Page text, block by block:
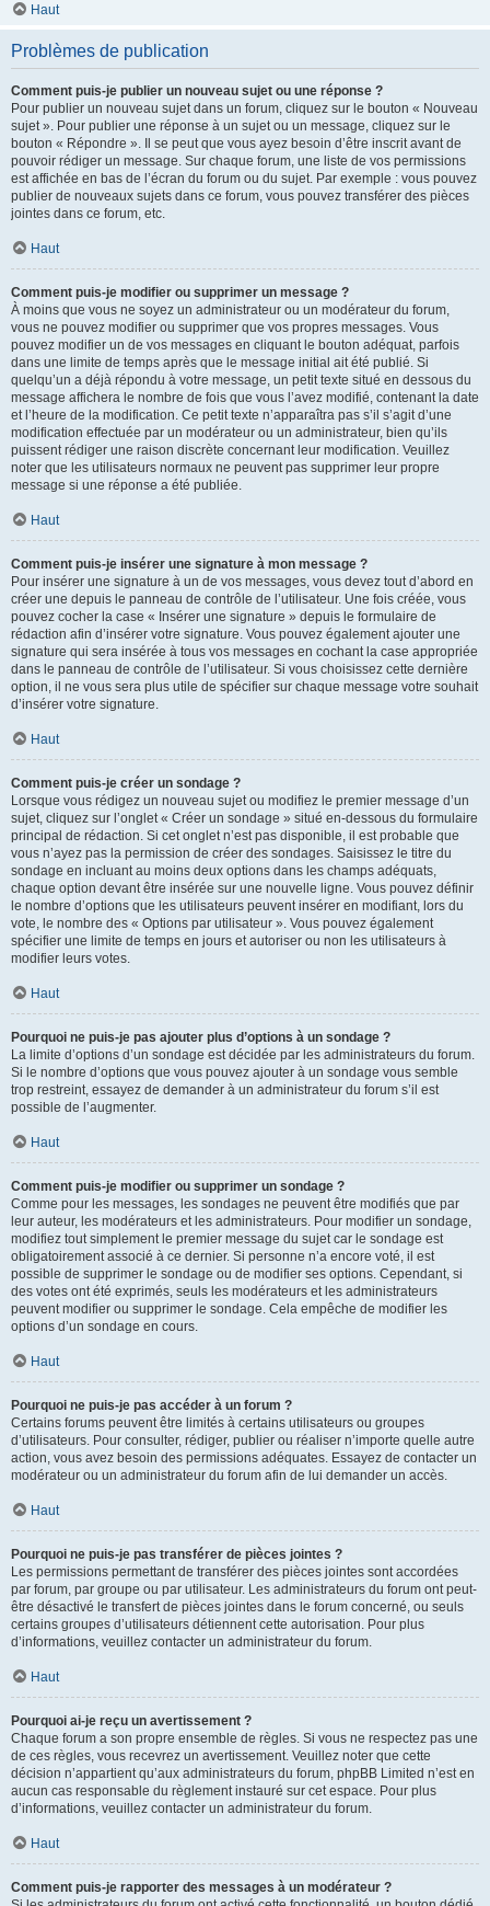
Haut
Problèmes de publication
Comment puis-je publier un nouveau sujet ou une réponse ?
Pour publier un nouveau sujet dans un forum, cliquez sur le bouton « Nouveau
sujet ». Pour publier une réponse à un sujet ou un message, cliquez sur le
bouton « Répondre ». Il se peut que vous ayez besoin d’être inscrit avant de
pouvoir rédiger un message. Sur chaque forum, une liste de vos permissions
est affichée en bas de l’écran du forum ou du sujet. Par exemple : vous pouvez
publier de nouveaux sujets dans ce forum, vous pouvez transférer des pièces
jointes dans ce forum, etc.
Haut
Comment puis-je modifier ou supprimer un message ?
À moins que vous ne soyez un administrateur ou un modérateur du forum,
vous ne pouvez modifier ou supprimer que vos propres messages. Vous
pouvez modifier un de vos messages en cliquant le bouton adéquat, parfois
dans une limite de temps après que le message initial ait été publié. Si
quelqu’un a déjà répondu à votre message, un petit texte situé en dessous du
message affichera le nombre de fois que vous l’avez modifié, contenant la date
et l’heure de la modification. Ce petit texte n’apparaîtra pas s’il s’agit d’une
modification effectuée par un modérateur ou un administrateur, bien qu’ils
puissent rédiger une raison discrète concernant leur modification. Veuillez
noter que les utilisateurs normaux ne peuvent pas supprimer leur propre
message si une réponse a été publiée.
Haut
Comment puis-je insérer une signature à mon message ?
Pour insérer une signature à un de vos messages, vous devez tout d’abord en
créer une depuis le panneau de contrôle de l’utilisateur. Une fois créée, vous
pouvez cocher la case « Insérer une signature » depuis le formulaire de
rédaction afin d’insérer votre signature. Vous pouvez également ajouter une
signature qui sera insérée à tous vos messages en cochant la case appropriée
dans le panneau de contrôle de l’utilisateur. Si vous choisissez cette dernière
option, il ne vous sera plus utile de spécifier sur chaque message votre souhait
d’insérer votre signature.
Haut
Comment puis-je créer un sondage ?
Lorsque vous rédigez un nouveau sujet ou modifiez le premier message d’un
sujet, cliquez sur l’onglet « Créer un sondage » situé en-dessous du formulaire
principal de rédaction. Si cet onglet n’est pas disponible, il est probable que
vous n’ayez pas la permission de créer des sondages. Saisissez le titre du
sondage en incluant au moins deux options dans les champs adéquats,
chaque option devant être insérée sur une nouvelle ligne. Vous pouvez définir
le nombre d’options que les utilisateurs peuvent insérer en modifiant, lors du
vote, le nombre des « Options par utilisateur ». Vous pouvez également
spécifier une limite de temps en jours et autoriser ou non les utilisateurs à
modifier leurs votes.
Haut
Pourquoi ne puis-je pas ajouter plus d’options à un sondage ?
La limite d’options d’un sondage est décidée par les administrateurs du forum.
Si le nombre d’options que vous pouvez ajouter à un sondage vous semble
trop restreint, essayez de demander à un administrateur du forum s’il est
possible de l’augmenter.
Haut
Comment puis-je modifier ou supprimer un sondage ?
Comme pour les messages, les sondages ne peuvent être modifiés que par
leur auteur, les modérateurs et les administrateurs. Pour modifier un sondage,
modifiez tout simplement le premier message du sujet car le sondage est
obligatoirement associé à ce dernier. Si personne n’a encore voté, il est
possible de supprimer le sondage ou de modifier ses options. Cependant, si
des votes ont été exprimés, seuls les modérateurs et les administrateurs
peuvent modifier ou supprimer le sondage. Cela empêche de modifier les
options d’un sondage en cours.
Haut
Pourquoi ne puis-je pas accéder à un forum ?
Certains forums peuvent être limités à certains utilisateurs ou groupes
d’utilisateurs. Pour consulter, rédiger, publier ou réaliser n’importe quelle autre
action, vous avez besoin des permissions adéquates. Essayez de contacter un
modérateur ou un administrateur du forum afin de lui demander un accès.
Haut
Pourquoi ne puis-je pas transférer de pièces jointes ?
Les permissions permettant de transférer des pièces jointes sont accordées
par forum, par groupe ou par utilisateur. Les administrateurs du forum ont peut-
être désactivé le transfert de pièces jointes dans le forum concerné, ou seuls
certains groupes d’utilisateurs détiennent cette autorisation. Pour plus
d’informations, veuillez contacter un administrateur du forum.
Haut
Pourquoi ai-je reçu un avertissement ?
Chaque forum a son propre ensemble de règles. Si vous ne respectez pas une
de ces règles, vous recevrez un avertissement. Veuillez noter que cette
décision n’appartient qu’aux administrateurs du forum, phpBB Limited n’est en
aucun cas responsable du règlement instauré sur cet espace. Pour plus
d’informations, veuillez contacter un administrateur du forum.
Haut
Comment puis-je rapporter des messages à un modérateur ?